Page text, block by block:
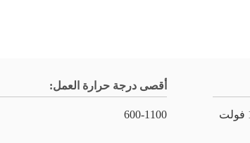
ترقية قضيب السيراميك الشاعل الساخن 110 فولت
أقصى درجة حرارة العمل:
600-1100